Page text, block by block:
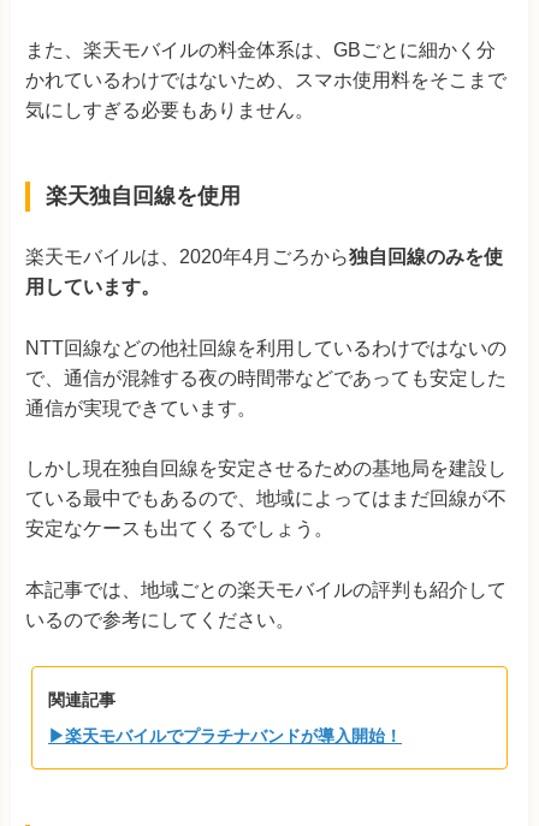
また、楽天モバイルの料金体系は、GBごとに細かく分
かれているわけではないため、スマホ使用料をそこまで
気にしすぎる必要もありません。
楽天独自回線を使用
楽天モバイルは、2020年4月ごろから独自回線のみを使
用しています。
NTT回線などの他社回線を利用しているわけではないの
で、通信が混雑する夜の時間帯などであっても安定した
通信が実現できています。
しかし現在独自回線を安定させるための基地局を建設し
ている最中でもあるので、地域によってはまだ回線が不
安定なケースも出てくるでしょう。
本記事では、地域ごとの楽天モバイルの評判も紹介して
いるので参考にしてください。
関連記事
▶楽天モバイルでプラチナバンドが導入開始！